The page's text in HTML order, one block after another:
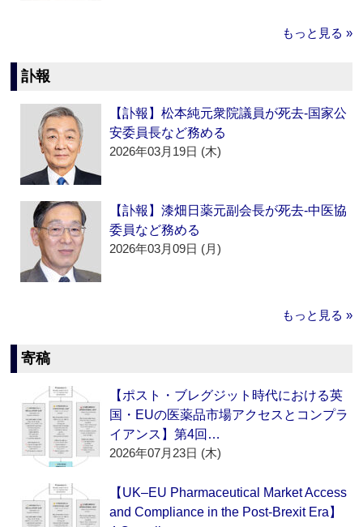
もっと見る »
訃報
【訃報】松本純元衆院議員が死去‐国家公
安委員長など務める
2026年03月19日 (木)
【訃報】漆畑日薬元副会長が死去‐中医協
委員など務める
2026年03月09日 (月)
もっと見る »
寄稿
【ポスト・ブレグジット時代における英
国・EUの医薬品市場アクセスとコンプラ
イアンス】第4回…
2026年07月23日 (木)
【UK–EU Pharmaceutical Market Access
and Compliance in the Post-Brexit Era】